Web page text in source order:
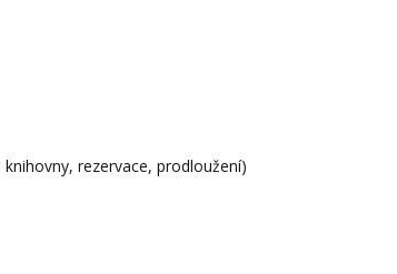
rezervace, prodloužení)